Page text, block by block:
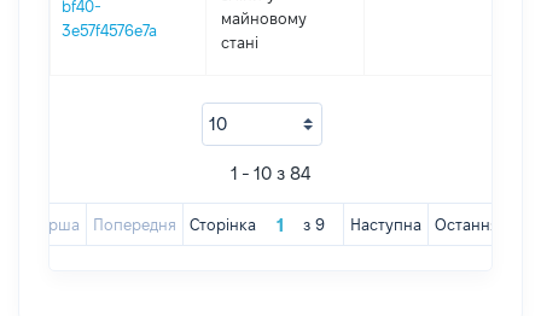
bf40-
3e57f4576e7a
майновому
стані
1 - 10 з 84
Перша Попередня Сторінка з 9 Наступна Остання